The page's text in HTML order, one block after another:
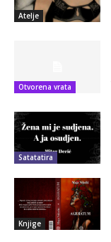
Atelje
Otvorena vrata
Satatatira
Knjige